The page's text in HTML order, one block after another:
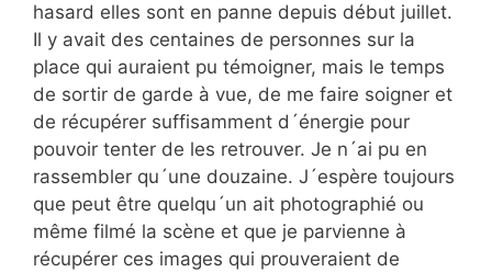
hasard elles sont en panne depuis début juillet.
Il y avait des centaines de personnes sur la
place qui auraient pu témoigner, mais le temps
de sortir de garde à vue, de me faire soigner et
de récupérer suffisamment d´énergie pour
pouvoir tenter de les retrouver. Je n´ai pu en
rassembler qu´une douzaine. J´espère toujours
que peut être quelqu´un ait photographié ou
même filmé la scène et que je parvienne à
récupérer ces images qui prouveraient de